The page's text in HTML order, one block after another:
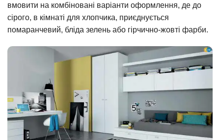
вмовити на комбіновані варіанти оформлення, де до
сірого, в кімнаті для хлопчика, приєднується
помаранчевий, бліда зелень або гірчично-жовті фарби.